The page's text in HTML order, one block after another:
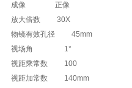
成像 正像
放大倍数 30X
物镜有效孔径 45mm
视场角 1°
视距乘常数 100
视距加常数 140mm